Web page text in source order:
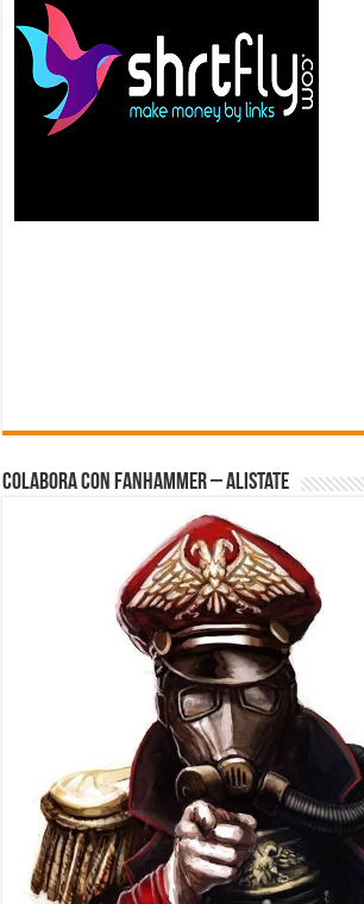
Colabora con FanHammer – Alistate